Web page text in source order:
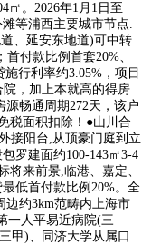
。2026年1月1日至
等浦西主要城市节点.
、延安东地道)可中转
付款比例首套20%、
行利率约3.05%，项目
，加上本就高的得房
畅通周期272天，该户
税面积扣除！●山川合
接阳台,从顶豪门庭到立
罗建面约100-143㎡3-4
将来前景,临港、嘉定、
低首付款比例20%。全
边约3km范畴内上海市
一人平易近病院(三
甲)、同济大学从属口